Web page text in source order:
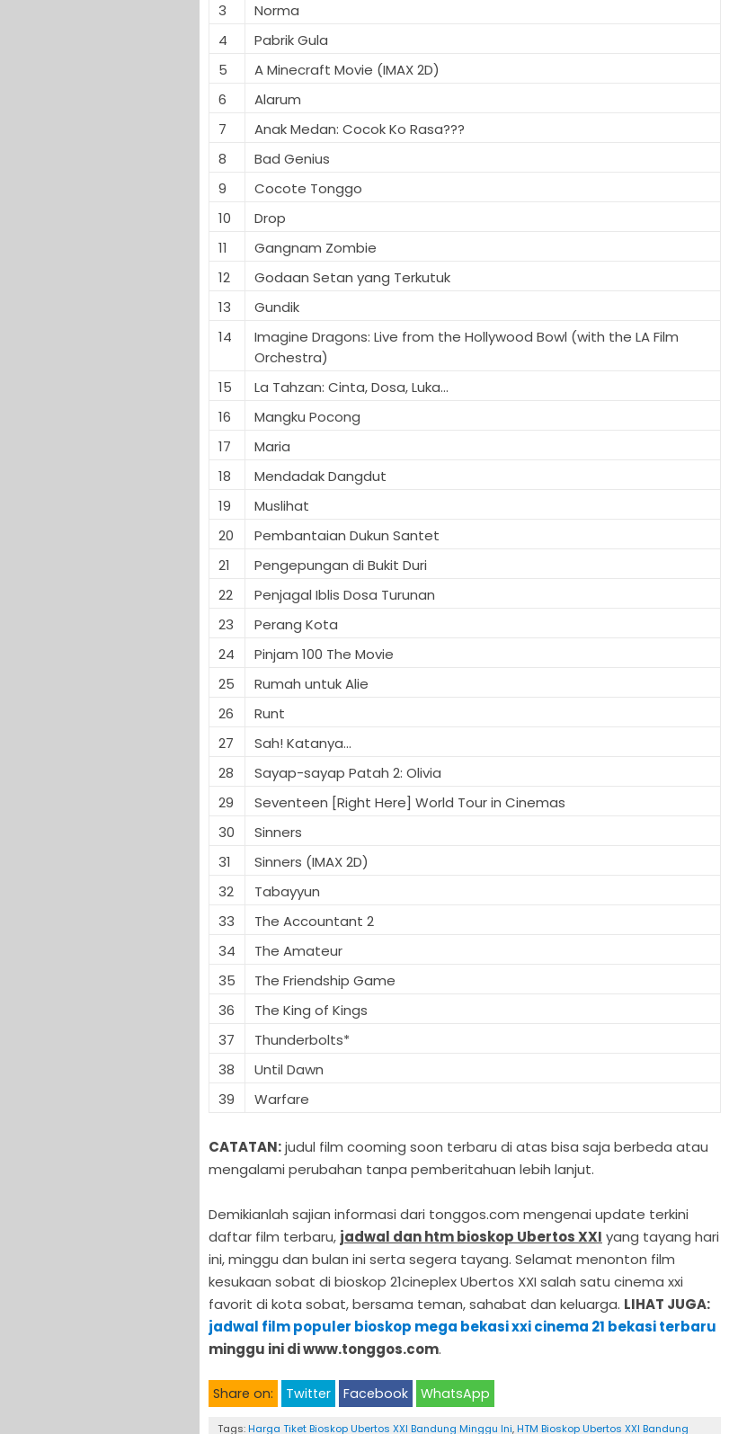
3
Norma
4
Pabrik Gula
5
A Minecraft Movie (IMAX 2D)
6
Alarum
7
Anak Medan: Cocok Ko Rasa???
8
Bad Genius
9
Cocote Tonggo
10
Drop
11
Gangnam Zombie
12
Godaan Setan yang Terkutuk
13
Gundik
14
Imagine Dragons: Live from the Hollywood Bowl (with the LA Film
Orchestra)
15
La Tahzan: Cinta, Dosa, Luka...
16
Mangku Pocong
17
Maria
18
Mendadak Dangdut
19
Muslihat
20
Pembantaian Dukun Santet
21
Pengepungan di Bukit Duri
22
Penjagal Iblis Dosa Turunan
23
Perang Kota
24
Pinjam 100 The Movie
25
Rumah untuk Alie
26
Runt
27
Sah! Katanya...
28
Sayap-sayap Patah 2: Olivia
29
Seventeen [Right Here] World Tour in Cinemas
30
Sinners
31
Sinners (IMAX 2D)
32
Tabayyun
33
The Accountant 2
34
The Amateur
35
The Friendship Game
36
The King of Kings
37
Thunderbolts*
38
Until Dawn
39
Warfare
CATATAN:judul film cooming soon terbaru di atas bisa saja berbeda atau
mengalami perubahan tanpa pemberitahuan lebih lanjut.
Demikianlah sajian informasi dari tonggos.com mengenai update terkini
daftar film terbaru, jadwal dan htm bioskop Ubertos XXI yang tayang hari
ini, minggu dan bulan ini serta segera tayang. Selamat menonton film
kesukaan sobat di bioskop 21cineplex Ubertos XXI salah satu cinema xxi
favorit di kota sobat, bersama teman, sahabat dan keluarga. LIHAT JUGA:
jadwal film populer bioskop mega bekasi xxi cinema 21 bekasi terbaru
minggu ini di www.tonggos.com.
Share on: Twitter Facebook WhatsApp
Tags: Harga Tiket Bioskop Ubertos XXI Bandung Minggu Ini, HTM Bioskop Ubertos XXI Bandung